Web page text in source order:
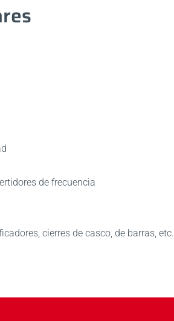
de frecuencia
cierres de casco, de barras, etc.